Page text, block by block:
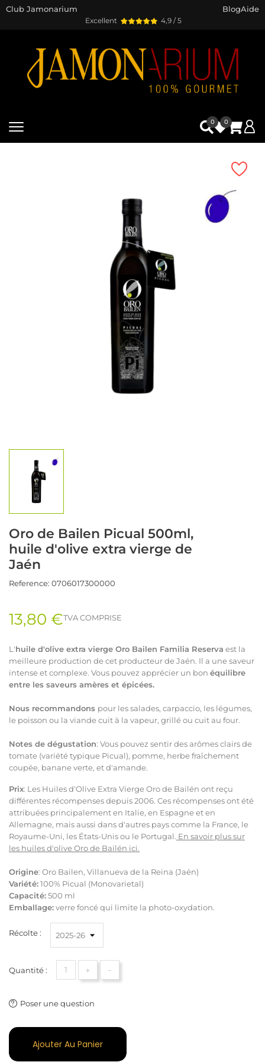
Excellent 4,9 / 5
Club Jamonarium BlogAide
0 0
Oro de Bailen Picual 500ml,
huile d'olive extra vierge de
Jaén
Reference: 0706017300000
13,80 €TVA COMPRISE
L'huile d'olive extra vierge Oro Bailen Familia Reserva est la
meilleure production decet producteur de Jaén. Il a une saveur
intense et complexe. Vous pouvez apprécier un bon équilibre
entre les saveurs amères et épicées.
Nous recommandons pour les salades, carpaccio, les légumes,
le poisson ou la viandecuit à la vapeur, grilléou cuit au four.
Notes de dégustation: Vous pouvez sentir desarômesclairsde
tomate (variététypique Picual), pomme, herbefraîchement
coupée, bananeverte, et d'amande.
Prix: Les Huiles d'Olive Extra Vierge Oro de Bailén ont reçu
différentes récompenses depuis 2006. Ces récompenses ont été
attribuées principalement en Italie, en Espagne et en
Allemagne, mais aussi dans d'autres pays comme la France, le
Royaume-Uni, les États-Unis ou le Portugal. En savoir plus sur
les huiles d'olive Oro de Bailén ici.
Origine: Oro Bailen, Villanueva de la Reina (Jaén)
Variété:100% Picual (Monovarietal)
Capacité:500 ml
Emballage:verre foncéqui limite la photo-oxydation.
Récolte :
Quantité : + -
Poser une question
Ajouter Au Panier